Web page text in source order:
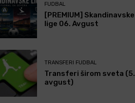
FUDBAL
[PREMIUM] Skandinavske
lige 06. Avgust
TRANSFERI FUDBAL
Transferi širom sveta (5.
avgust)